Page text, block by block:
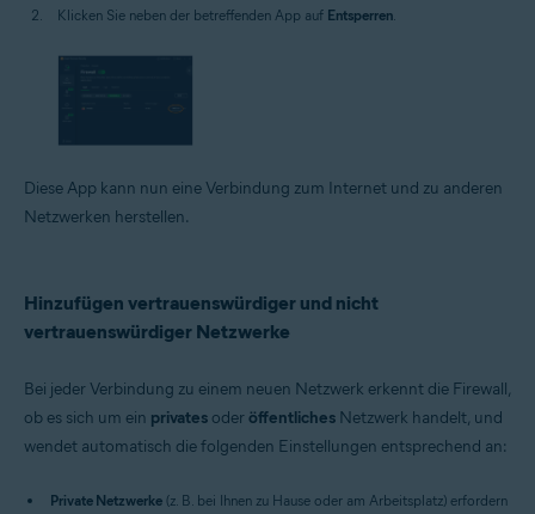
Klicken Sie neben der betreffenden App auf Entsperren
Diese App kann nun eine Verbindung zum Internet und zu anderen
Netzwerken herstellen.
Hinzufügen vertrauenswürdiger und nicht
vertrauenswürdiger Netzwerke
Bei jeder Verbindung zu einem neuen Netzwerk erkennt die Firewall,
ob es sich um ein privates oderöffentliches Netzwerk handelt, und
wendet automatisch die folgenden Einstellungen entsprechend an:
Private Netzwerke (z. B. bei Ihnen zu Hause oder am Arbeitsplatz) erfordern